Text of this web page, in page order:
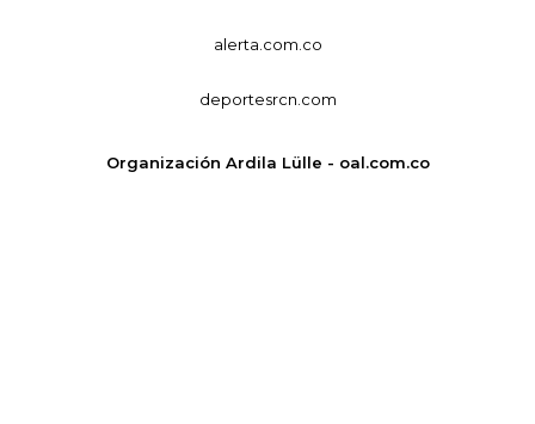
alerta.com.co
deportesrcn.com
Organización Ardila Lülle - oal.com.co